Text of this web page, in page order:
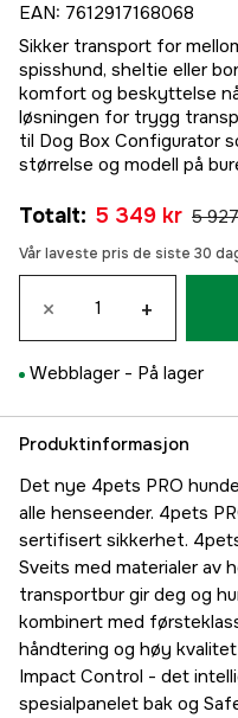
EAN: 7612917168068
Sikker transport for
spisshund, sheltie eller
komfort og beskyttelse
løsningen for trygg
til Dog Box Configurator
størrelse og modell på
Totalt: 5 349 kr 5
Vår laveste pris de siste 30
× +
Webblager - På lager
Produktinformasjon
Det nye 4pets PRO
alle henseender. 4pets
sertifisert sikkerhet.
Sveits med materialer av
transportbur gir deg og
kombinert med
håndtering og høy
Impact Control - det
spesialpanelet bak og